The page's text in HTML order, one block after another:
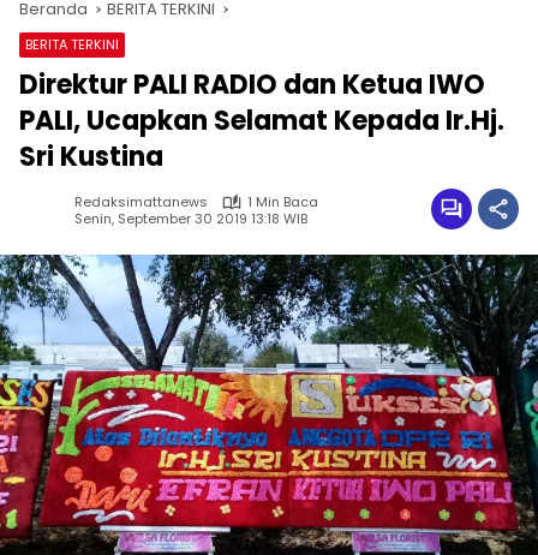
Beranda BERITA TERKINI
BERITA TERKINI
Direktur PALI RADIO dan Ketua IWO
PALI, Ucapkan Selamat Kepada Ir.Hj.
Sri Kustina
Redaksimattanews
1 Min Baca
Senin, September 30 2019 13:18 WIB